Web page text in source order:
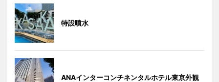
特設噴水
ANAインターコンチネンタルホテル東京外観